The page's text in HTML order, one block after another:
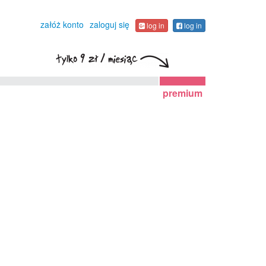
załóż konto zaloguj się log in log in
premium